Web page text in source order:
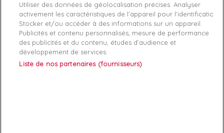
le logo de la maque.
Utiliser des données de géolocalisation précises. Analyser
activement les caractéristiques de l’appareil pour l’identification.
Stocker et/ou accéder à des informations sur un appareil.
Publicités et contenu personnalisés, mesure de performance
des publicités et du contenu, études d’audience et
développement de services.
Liste de nos partenaires (fournisseurs)